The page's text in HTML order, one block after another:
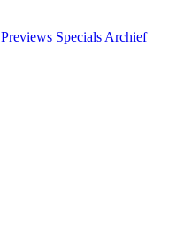
Previews Specials Archief